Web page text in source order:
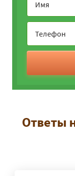
Ответы